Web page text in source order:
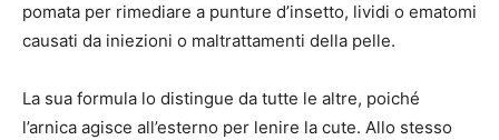
pomata per rimediare a punture d’insetto, lividi o ematomi
causati da iniezioni o maltrattamenti della pelle.
La sua formula lo distingue da tutte le altre, poiché
l’arnica agisce all’esterno per lenire la cute. Allo stesso